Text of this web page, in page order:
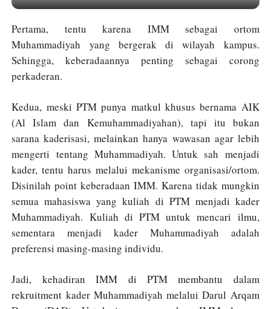
Pertama, tentu karena IMM sebagai ortom
Muhammadiyah yang bergerak di wilayah kampus.
Sehingga, keberadaannya penting sebagai corong
perkaderan.
Kedua, meski PTM punya matkul khusus bernama AIK
(Al Islam dan Kemuhammadiyahan), tapi itu bukan
sarana kaderisasi, melainkan hanya wawasan agar lebih
mengerti tentang Muhammadiyah. Untuk sah menjadi
kader, tentu harus melalui mekanisme organisasi/ortom.
Disinilah point keberadaan IMM. Karena tidak mungkin
semua mahasiswa yang kuliah di PTM menjadi kader
Muhammadiyah. Kuliah di PTM untuk mencari ilmu,
sementara menjadi kader Muhammadiyah adalah
preferensi masing-masing individu.
Jadi, kehadiran IMM di PTM membantu dalam
rekruitment kader Muhammadiyah melalui Darul Arqam